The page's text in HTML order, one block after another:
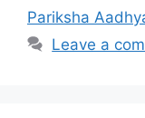
Pariksha
Leave a